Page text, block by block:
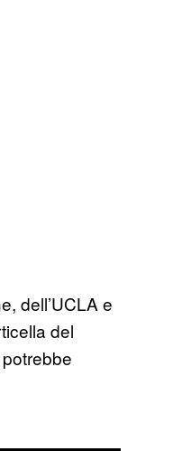
dell’UCLA e
del